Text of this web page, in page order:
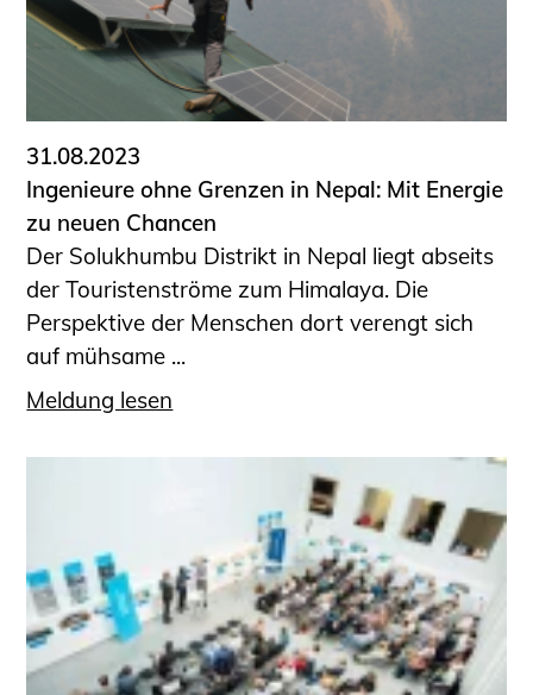
31.08.2023
Ingenieure ohne Grenzen in Nepal: Mit Energie
zu neuen Chancen
Der Solukhumbu Distrikt in Nepal liegt abseits
der Touristenströme zum Himalaya. Die
Perspektive der Menschen dort verengt sich
auf mühsame ...
Meldung lesen